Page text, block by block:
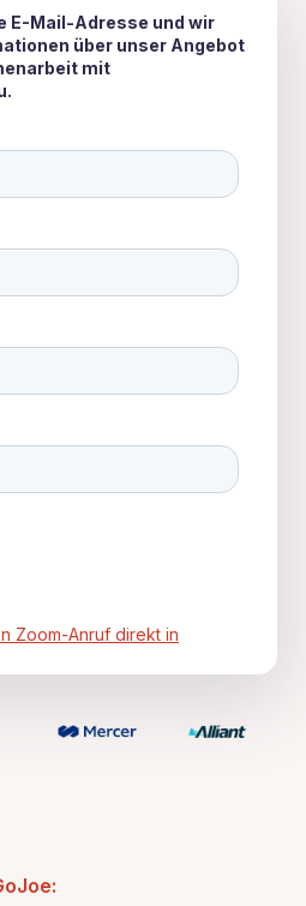
E-Mail-Adresse und wir
über unser Angebot
mit
Zoom-Anruf direkt in